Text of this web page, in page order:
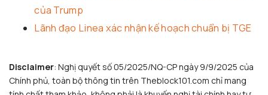
của Trump
Lãnh đạo Linea xác nhận kế hoạch chuẩn bị TGE
Disclaimer: Nghị quyết số 05/2025/NQ-CP ngày 9/9/2025 của
Chính phủ, toàn bộ thông tin trên Theblock101.com chỉ mang